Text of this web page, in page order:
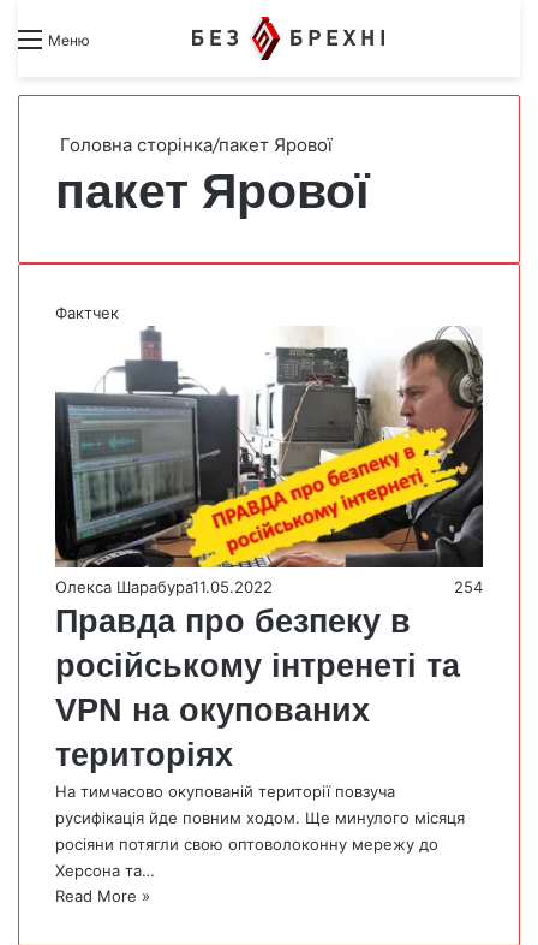
Меню Search forSwitch skin
Головна сторінка/пакет Ярової
пакет Ярової
Фактчек
Олекса Шарабура11.05.2022 254
Правда про безпеку в
російському інтренеті та
VPN на окупованих
територіях
На тимчасово окупованій території повзуча
русифікація йде повним ходом. Ще минулого місяця
росіяни потягли свою оптоволоконну мережу до
Херсона та…
Read More »